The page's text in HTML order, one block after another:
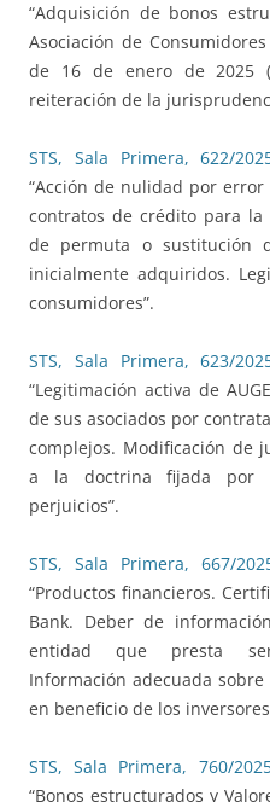
“Adquisición de bonos
Asociación de
de 16 de enero de 2025
reiteración de la
STS, Sala Primera, 622/
“Acción de nulidad por
contratos de crédito para
de permuta o sustitución
inicialmente adquiridos.
consumidores”.
STS, Sala Primera, 623/
“Legitimación activa de
de sus asociados por
complejos. Modificación de
a la doctrina fijada por
perjuicios”.
STS, Sala Primera, 667/
“Productos financieros.
Bank. Deber de
entidad que presta
Información adecuada
en beneficio de los
STS, Sala Primera, 760/
“Bonos estructurados y